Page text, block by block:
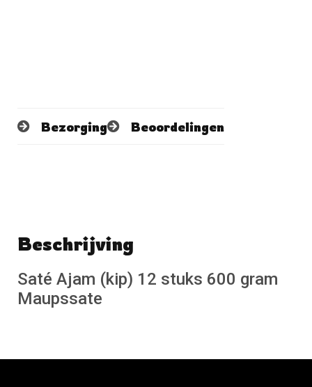
Bezorging Beoordelingen
Beschrijving
Saté Ajam (kip) 12 stuks 600 gram
Maupssate
No reviews found